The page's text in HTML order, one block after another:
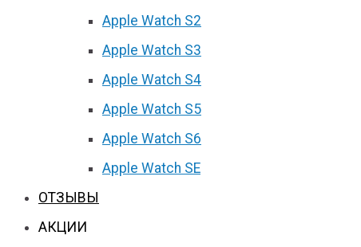
Apple Watch S2
Apple Watch S3
Apple Watch S4
Apple Watch S5
Apple Watch S6
Apple Watch SE
ОТЗЫВЫ
АКЦИИ